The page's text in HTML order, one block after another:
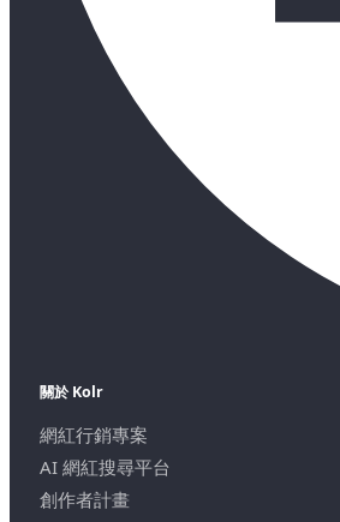
關於 Kolr
網紅行銷專案
AI 網紅搜尋平台
創作者計畫